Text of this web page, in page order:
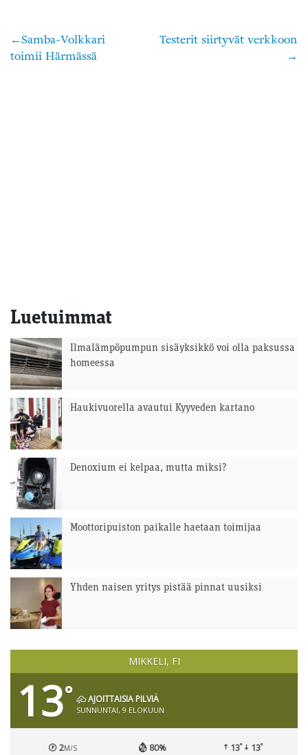
Artikkelien
Samba-Volkkari
toimii Härmässä
Testerit siirtyvät verkkoon
Luetuimmat
Ilmalämpöpumpun sisäyksikkö voi olla paksussa
homeessa
Haukivuorella avautui Kyyveden kartano
Denoxium ei kelpaa, mutta miksi?
Moottoripuiston paikalle haetaan toimijaa
Yhden naisen yritys pistää pinnat uusiksi
MIKKELI, FI
13° AJOITTAISIA PILVIÄ
SUNNUNTAI, 9 ELOKUUN
2M/S 80% 13° 13°